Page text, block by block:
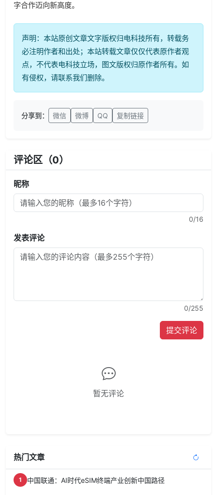
字合作迈向新高度。
声明：本站原创文章文字版权归电科技所有，转载务
必注明作者和出处；本站转载文章仅仅代表原作者观
点，不代表电科技立场，图文版权归原作者所有。如
有侵权，请联系我们删除。
分享到： 微信 微博 QQ 复制链接
评论区（0）
昵称
0/16
发表评论
0/255
提交评论
暂无评论
热门文章
1 中国联通：AI时代eSIM终端产业创新中国路径